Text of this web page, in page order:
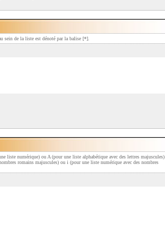
sein de la liste est dénoté par la balise [*].
liste numérique) ou A (pour une liste alphabétique avec des lettres majuscules)
romains majuscules) ou i (pour une liste numérique avec des nombres